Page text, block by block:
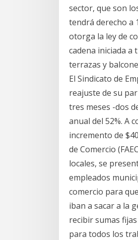
sector, que son
tendrá derecho a
otorga la ley de
cadena iniciada a
terrazas y
El Sindicato de
reajuste de su
tres meses -dos
anual del 52%. A
incremento de
de Comercio
locales, se
empleados
comercio para
iban a sacar a la
recibir sumas
para todos los